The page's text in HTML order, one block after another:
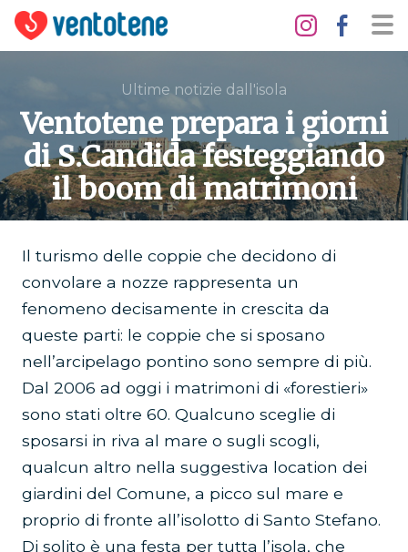
Ultime notizie dall'isola
Ventotene prepara i giorni
di S.Candida festeggiando
il boom di matrimoni
Il turismo delle coppie che decidono di
convolare a nozze rappresenta un
fenomeno decisamente in crescita da
queste parti: le coppie che si sposano
nell’arcipelago pontino sono sempre di più.
Dal 2006 ad oggi i matrimoni di «forestieri»
sono stati oltre 60. Qualcuno sceglie di
sposarsi in riva al mare o sugli scogli,
qualcun altro nella suggestiva location dei
giardini del Comune, a picco sul mare e
proprio di fronte all’isolotto di Santo Stefano.
Di solito è una festa per tutta l’isola, che